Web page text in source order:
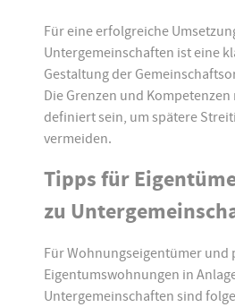
Für eine erfolgreiche
Untergemeinschaften ist eine
Gestaltung der
Die Grenzen und
definiert sein, um spätere
vermeiden.
Tipps für
zu
Für Wohnungseigentümer und
Eigentumswohnungen in
Untergemeinschaften sind